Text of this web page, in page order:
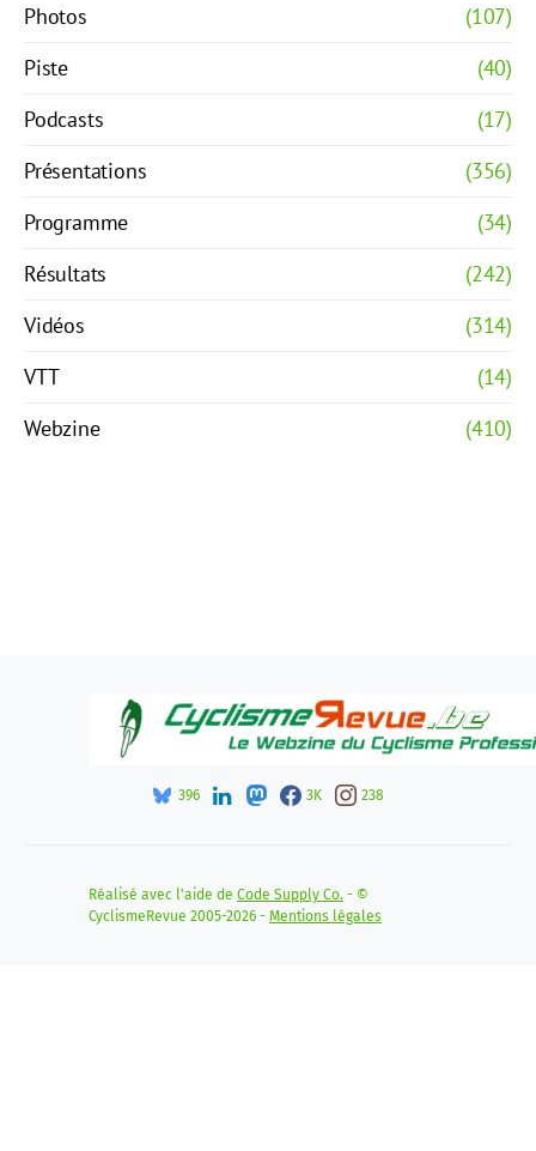
Photos
(107)
Piste
(40)
Podcasts
(17)
Présentations
(356)
Programme
(34)
Résultats
(242)
Vidéos
(314)
VTT
(14)
Webzine
(410)
396 3K 238
Réalisé avec l'aide de Code Supply Co. - ©
CyclismeRevue 2005-2026 - Mentions légales